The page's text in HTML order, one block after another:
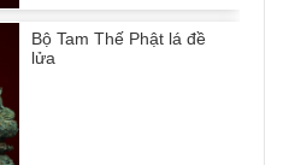
Bộ Tam Thế Phật lá đề
lửa